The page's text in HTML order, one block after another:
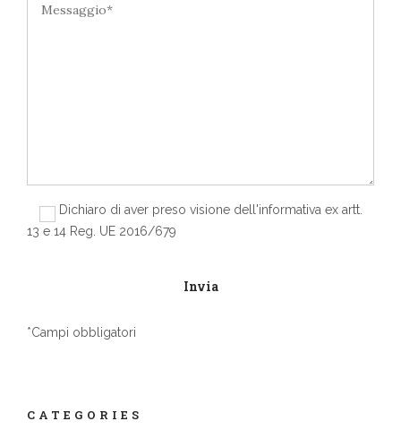
Dichiaro di aver preso visione dell'informativa ex artt.
13 e 14 Reg. UE 2016/679
*Campi obbligatori
CATEGORIES